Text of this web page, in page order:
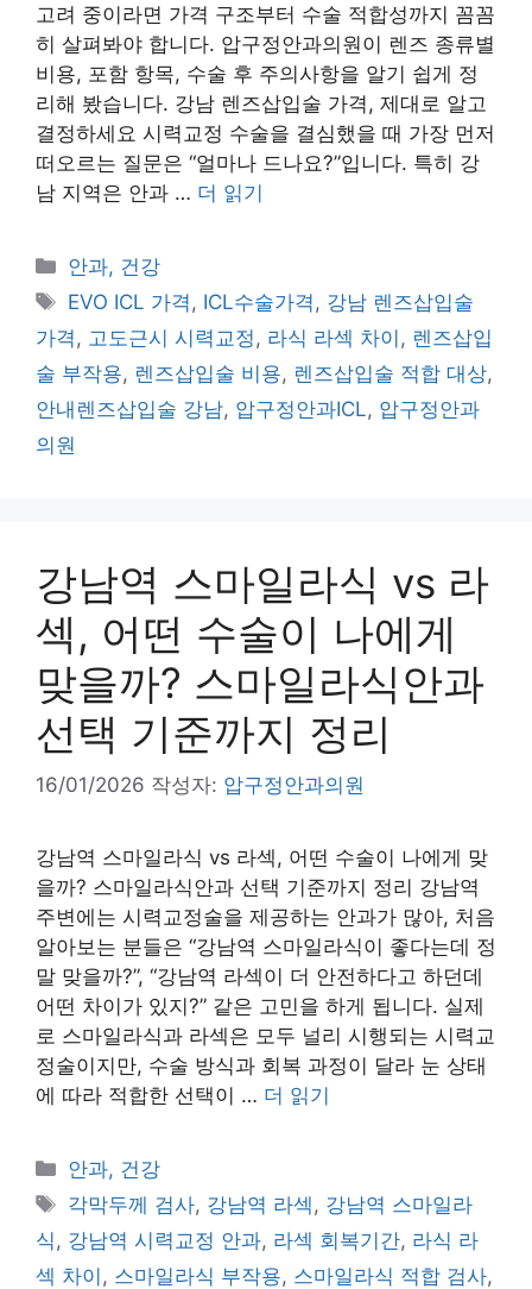
고려 중이라면 가격 구조부터 수술 적합성까지 꼼꼼
히 살펴봐야 합니다. 압구정안과의원이 렌즈 종류별
비용, 포함 항목, 수술 후 주의사항을 알기 쉽게 정
리해 봤습니다. 강남 렌즈삽입술 가격, 제대로 알고
결정하세요 시력교정 수술을 결심했을 때 가장 먼저
떠오르는 질문은 “얼마나 드나요?”입니다. 특히 강
남 지역은 안과 … 더 읽기
카
테
리
안과, 건강
태
그
EVO ICL 가격 , ICL수술가격 , 강남 렌즈삽입술
가격 , 고도근시 시력교정 , 라식 라섹 차이 , 렌즈삽입
술 부작용, 렌즈삽입술 비용, 렌즈삽입술 적합 대상,
안내렌즈삽입술 강남, 압구정안과ICL, 압구정안과
의원
강남역 스마일라식 vs 라
섹, 어떤 수술이 나에게
맞을까? 스마일라식안과
선택 기준까지 정리
16/01/2026 작성자: 압구정안과의원
강남역 스마일라식 vs 라섹, 어떤 수술이 나에게 맞
을까? 스마일라식안과 선택 기준까지 정리 강남역
주변에는 시력교정술을 제공하는 안과가 많아, 처음
알아보는 분들은 “강남역 스마일라식이 좋다는데 정
말 맞을까?”, “강남역 라섹이 더 안전하다고 하던데
어떤 차이가 있지?” 같은 고민을 하게 됩니다. 실제
로 스마일라식과 라섹은 모두 널리 시행되는 시력교
정술이지만, 수술 방식과 회복 과정이 달라 눈 상태
에 따라 적합한 선택이 … 더 읽기
카
테
리
안과, 건강
태
그
각막두께 검사, 강남역 라섹, 강남역 스마일라
식, 강남역 시력교정 안과, 라섹 회복기간, 라식 라
섹 차이 , 스마일라식 부작용, 스마일라식 적합 검사,